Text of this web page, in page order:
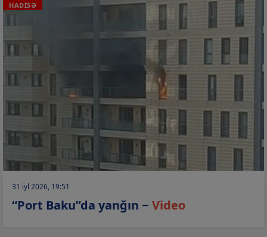
HADİSƏ
31 iyl 2026, 19:51
“Port Baku”da yanğın − Video